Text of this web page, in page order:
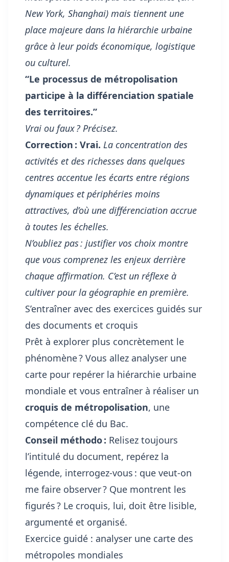
New York, Shanghai) mais tiennent une
place majeure dans la hiérarchie urbaine
grâce à leur poids économique, logistique
ou culturel.
“Le processus de métropolisation
participe à la différenciation spatiale
des territoires.”
Vrai ou faux ? Précisez.
Correction : Vrai. La concentration des
activités et des richesses dans quelques
centres accentue les écarts entre régions
dynamiques et périphéries moins
attractives, d’où une différenciation accrue
à toutes les échelles.
N’oubliez pas : justifier vos choix montre
que vous comprenez les enjeux derrière
chaque affirmation. C’est un réflexe à
cultiver pour la géographie en première.
S’entraîner avec des exercices guidés sur
des documents et croquis
Prêt à explorer plus concrètement le
phénomène ? Vous allez analyser une
carte pour repérer la hiérarchie urbaine
mondiale et vous entraîner à réaliser un
croquis de métropolisation, une
compétence clé du Bac.
Conseil méthodo : Relisez toujours
l’intitulé du document, repérez la
légende, interrogez-vous : que veut-on
me faire observer ? Que montrent les
figurés ? Le croquis, lui, doit être lisible,
argumenté et organisé.
Exercice guidé : analyser une carte des
métropoles mondiales